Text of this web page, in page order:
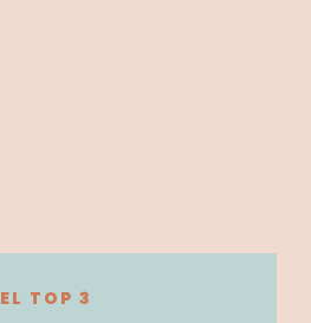
EL TOP 3